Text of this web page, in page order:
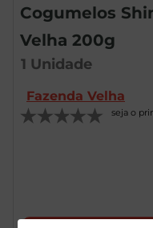
Cogumelos
Velha 200g
1 Unidade
Fazenda Velha
seja o